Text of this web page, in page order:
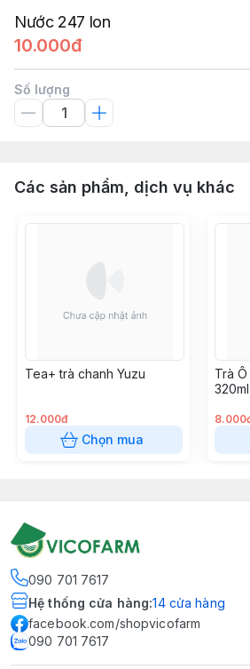
Nước 247 lon
10.000đ
Số lượng
Các sản phẩm, dịch vụ khác
Tea+ trà chanh Yuzu
12.000đ
Chọn mua
Trà
320ml
090 701 7617
Hệ thống cửa hàng:14 cửa hàng
facebook.com/shopvicofarm
090 701 7617